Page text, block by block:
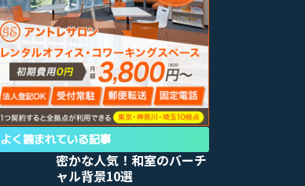
よく読まれている記事
密かな人気！和室のバーチ
ャル背景10選